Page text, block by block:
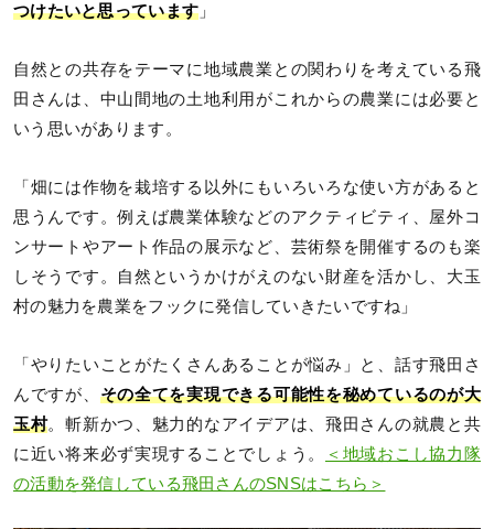
つけたいと思っています 」
自然との共存をテーマに地域農業との関わりを考えている飛
田さんは、中山間地の土地利用がこれからの農業には必要と
いう思いがあります。
「畑には作物を栽培する以外にもいろいろな使い方があると
思うんです。例えば農業体験などのアクティビティ、屋外コ
ンサートやアート作品の展示など、芸術祭を開催するのも楽
しそうです。自然というかけがえのない財産を活かし、大玉
村の魅力を農業をフックに発信していきたいですね」
「やりたいことがたくさんあることが悩み」と、話す飛田さ
んですが、 その全てを実現できる可能性を秘めているのが大
玉村。斬新かつ、魅力的なアイデアは、飛田さんの就農と共
に近い将来必ず実現することでしょう。
＜地域おこし協力隊
の活動を発信している飛田さんのSNSはこちら＞